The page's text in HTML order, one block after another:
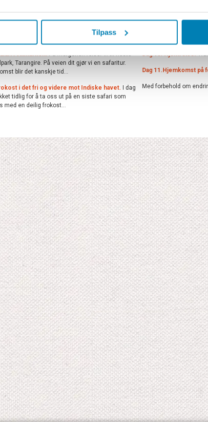
Tilpass
i Ngorongoro og besøk i en masailandsby.
lodgen for safari i Ngorongoro-krateret. Her er
i villmarken.På morgenen reiser vi til neste
Tarangire. På veien dit gjør vi en safaritur.
blir det kanskje tid...
i det fri og videre mot Indiske havet.I dag
tidlig for å ta oss ut på en siste safari som
med en deilig frokost...
Dag 7-9. Deilige dager
førsteklasse resorten
Dag 10. Hjemreise.
Dag 11.Hjemkomst på
Med forbehold om